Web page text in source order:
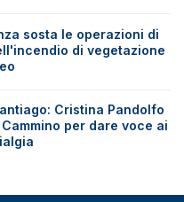
sosta le operazioni di
di vegetazione
Cristina Pandolfo
per dare voce ai